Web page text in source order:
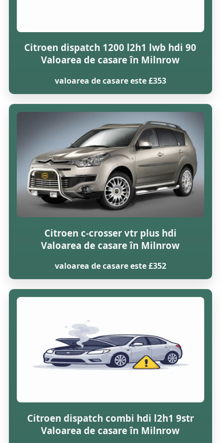
Citroen dispatch 1200 l2h1 lwb hdi 90
Valoarea de casare în Milnrow
valoarea de casare este £353
Citroen c-crosser vtr plus hdi
Valoarea de casare în Milnrow
valoarea de casare este £352
Citroen dispatch combi hdi l2h1 9str
Valoarea de casare în Milnrow